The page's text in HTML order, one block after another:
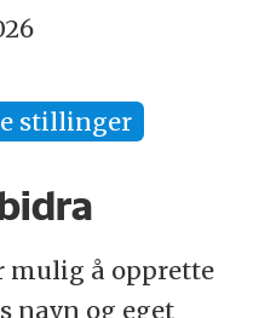
stillinger
mulig å opprette
navn og eget